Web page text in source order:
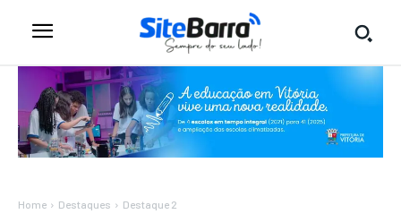
Home Destaques Destaque 2